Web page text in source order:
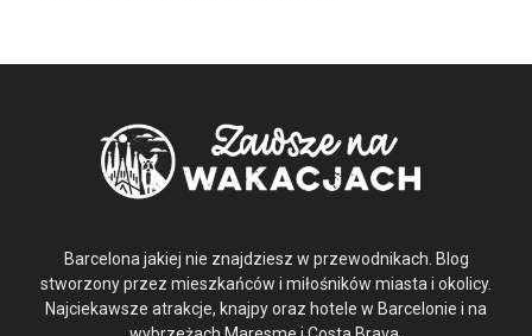
Barcelona jakiej nie znajdziesz w przewodnikach. Blog
stworzony przez mieszkańców i miłośników miasta i okolicy.
Najciekawsze atrakcje, knajpy oraz hotele w Barcelonie i na